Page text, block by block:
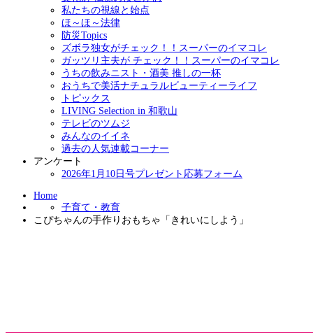
私たちの視線と始点
ほ～ほ～法律
防災Topics
ズボラ独女がチェック！！スーパーのイマコレ
ガッツリ主夫が チェック！！スーパーのイマコレ
うちの飲みニスト・酒美 推しの一杯
おうちで美活ナチュラルビューティーライフ
トピックス
LIVING Selection in 和歌山
テレビのツムジ
みんなのイイネ
過去の人気連載コーナー
アンケート
2026年1月10日号プレゼント応募フォーム
Home
子育て・教育
こぴちゃんの手作りおもちゃ「きれいにしよう」